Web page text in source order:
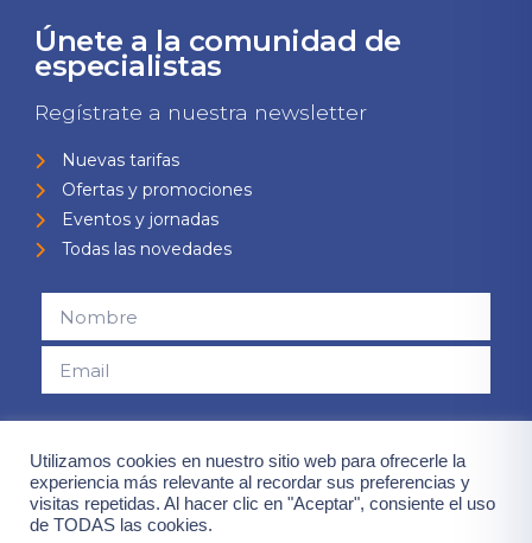
Únete a la comunidad de
especialistas
Regístrate a nuestra newsletter
Nuevas tarifas
Ofertas y promociones
Eventos y jornadas
Todas las novedades
contenidas en la"política de privacidad".
¡Quiero mis ventajas!
Utilizamos cookies en nuestro sitio web para ofrecerle la
experiencia más relevante al recordar sus preferencias y
visitas repetidas. Al hacer clic en "Aceptar", consiente el uso
de TODAS las cookies.